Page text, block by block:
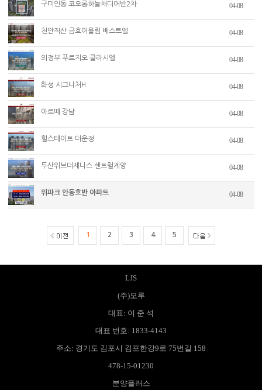
구미인동 코오롱하늘채디어반2차 04-08
천안직산 금호어울림 베스트엘 04-08
의정부 푸르지오 클라시엘 04-08
화성 시그니처H 04-08
아르떼 강남 04-08
힐스테이트 더운정 04-08
두산위브더제니스 센트럴계양 04-08
위파크 안동호반 아파트 04-08
1 2 3 4 5
LJS
(주)모루
대표: 이 준 석
대표 번호: 1833-4143
주소: 경기도 김포시 김포한강9로 75번길 158
478-15-01230
분양플러스